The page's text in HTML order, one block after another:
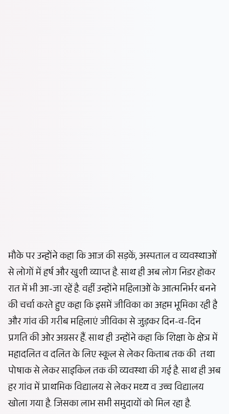
मौके पर उन्होंने कहा कि आज की सड़कें, अस्पताल व व्यवस्थाओं
से लोगों में हर्ष और खुशी व्याप्त है. साथ ही अब लोग निडर होकर
रात में भी आ-जा रहें है. वहीं उन्होंने महिलाओं के आत्मनिर्भर बनने
की चर्चा करते हुए कहा कि इसमें जीविका का अहम भूमिका रही है
और गांव की गरीब महिलाएं जीविका से जुड़कर दिन-व-दिन
प्रगति की ओर अग्रसर हैं. साथ ही उन्होंने कहा कि शिक्षा के क्षेत्र में
महादलित व दलित के लिए स्कूल से लेकर किताब तक की तथा
पोषाक से लेकर साइकिल तक की व्यवस्था की गई है. साथ ही अब
हर गांव में प्राथमिक विद्यालय से लेकर मध्य व उच्च विद्यालय
खोला गया है. जिसका लाभ सभी समुदायों को मिल रहा है.